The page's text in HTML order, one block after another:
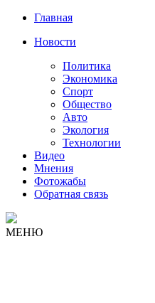
Главная
Новости
Политика
Экономика
Спорт
Общество
Авто
Экология
Технологии
Видео
Мнения
Фотожабы
Обратная связь
МЕНЮ